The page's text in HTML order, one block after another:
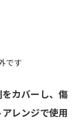
です
カバーし、傷
レンジで使用